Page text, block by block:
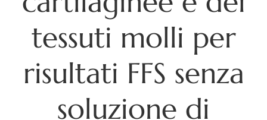
tessuti molli per
risultati FFS senza
soluzione di